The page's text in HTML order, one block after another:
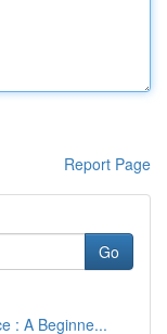
Report Page
Go
: A Beginne...